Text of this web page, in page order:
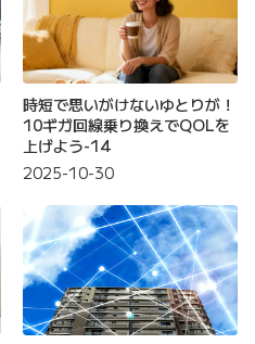
時短で思いがけないゆとりが！
10ギガ回線乗り換えでQOLを
上げよう-14
2025-10-30